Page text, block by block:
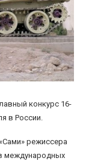
конкурс 16-
в России.
режиссера
международных